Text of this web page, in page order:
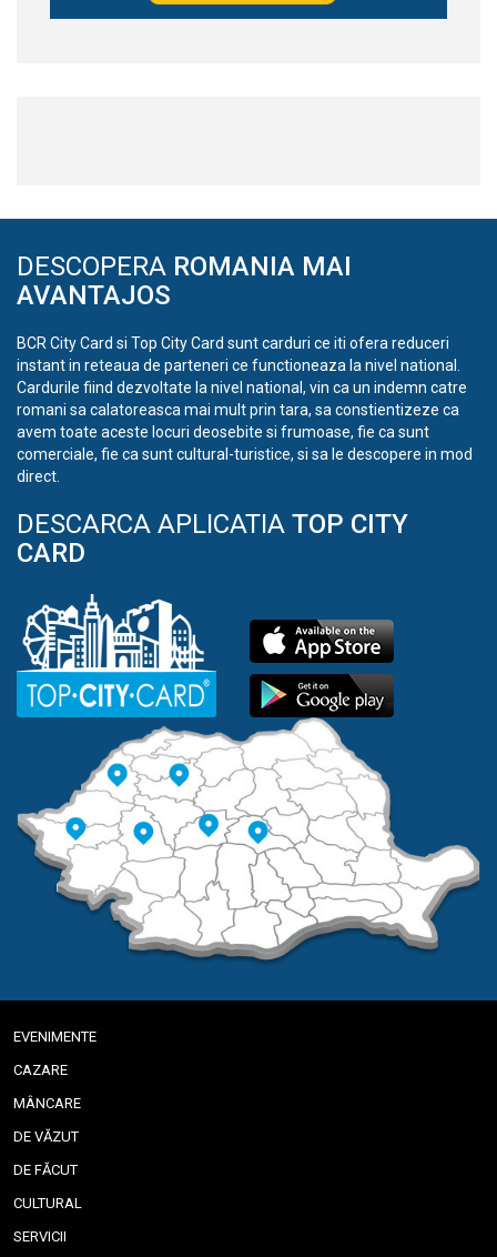
DESCOPERA ROMANIA MAI
AVANTAJOS
BCR City Card si Top City Card sunt carduri ce iti ofera reduceri
instant in reteaua de parteneri ce functioneaza la nivel national.
Cardurile fiind dezvoltate la nivel national, vin ca un indemn catre
romani sa calatoreasca mai mult prin tara, sa constientizeze ca
avem toate aceste locuri deosebite si frumoase, fie ca sunt
comerciale, fie ca sunt cultural-turistice, si sa le descopere in mod
direct.
DESCARCA APLICATIA TOP CITY
CARD
EVENIMENTE
CAZARE
MÂNCARE
DE VĂZUT
DE FĂCUT
CULTURAL
SERVICII